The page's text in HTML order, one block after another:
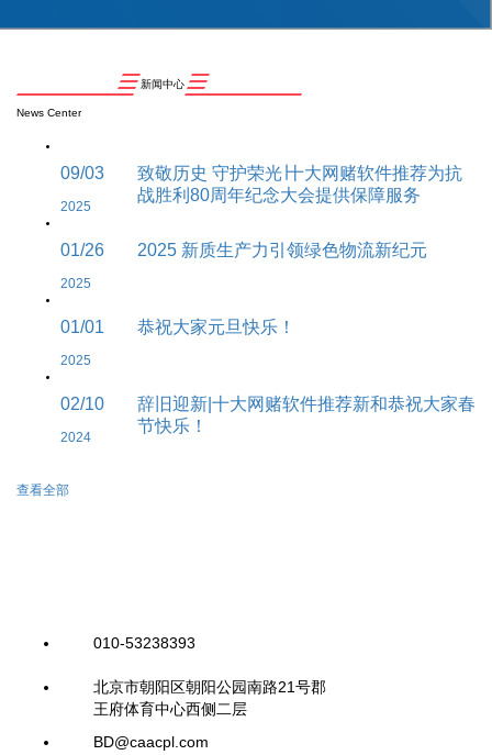
新闻中心
News Center
09/03
2025
致敬历史 守护荣光∣十大网赌软件推荐为抗
战胜利80周年纪念大会提供保障服务
01/26
2025
2025 新质生产力引领绿色物流新纪元
01/01
2025
恭祝大家元旦快乐！
02/10
2024
辞旧迎新|十大网赌软件推荐新和恭祝大家春
节快乐！
查看全部
010-53238393
北京市朝阳区朝阳公园南路21号郡
王府体育中心西侧二层
BD@caacpl.com